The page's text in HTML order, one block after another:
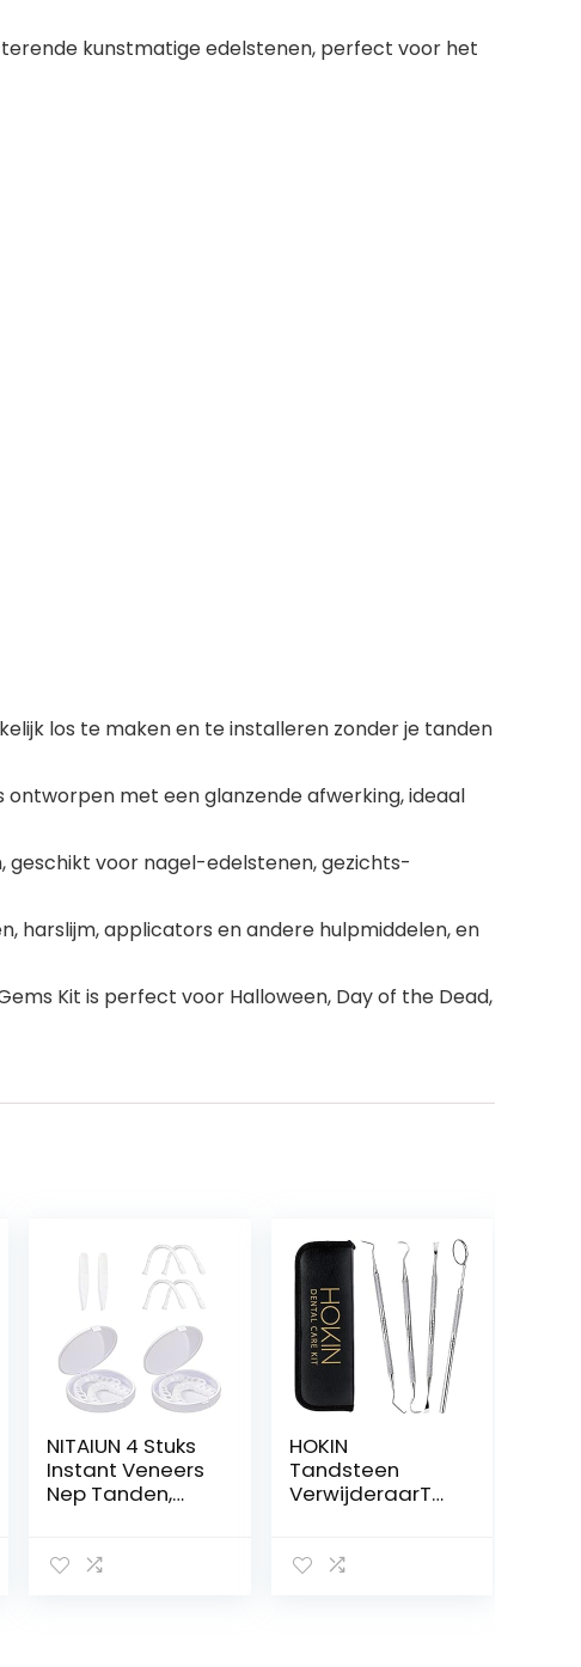
kunstmatige edelstenen, perfect voor het
los te maken en te installeren zonder je tanden
met een glanzende afwerking, ideaal
voor nagel-edelstenen, gezichts-
applicators en andere hulpmiddelen, en
Kit is perfect voor Halloween, Day of the Dead,
NITAIUN 4 Stuks
Instant Veneers
Nep Tanden,
Bodem
HOKIN
Tandsteen
VerwijderaarTa
delige